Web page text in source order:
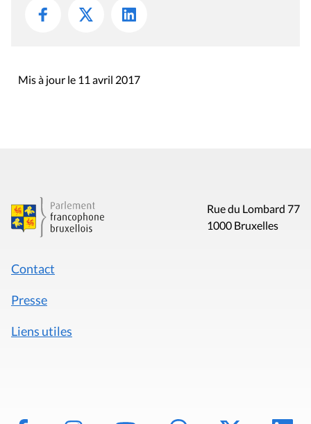
Mis à jour le 11 avril 2017
Rue du Lombard 77
1000 Bruxelles
Contact
Presse
Liens utiles